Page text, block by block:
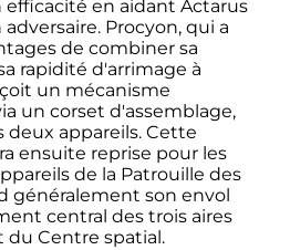
efficacité en aidant Actarus
Procyon, qui a
de combiner sa
rapidité d'arrimage à
un mécanisme
un corset d'assemblage,
deux appareils. Cette
ensuite reprise pour les
de la Patrouille des
généralement son envol
central des trois aires
du Centre spatial.